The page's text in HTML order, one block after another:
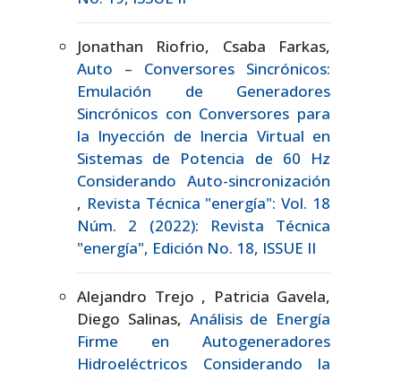
Jonathan Riofrio, Csaba Farkas,
Auto – Conversores Sincrónicos:
Emulación de Generadores
Sincrónicos con Conversores para
la Inyección de Inercia Virtual en
Sistemas de Potencia de 60 Hz
Considerando Auto-sincronización
, Revista Técnica "energía": Vol. 18
Núm. 2 (2022): Revista Técnica
"energía", Edición No. 18, ISSUE II
Alejandro Trejo , Patricia Gavela,
Diego Salinas, Análisis de Energía
Firme en Autogeneradores
Hidroeléctricos Considerando la